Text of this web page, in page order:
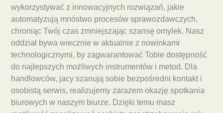
wykorzystywać z innowacyjnych rozwiązań, jakie
automatyzują mnóstwo procesów sprawozdawczych,
chroniąc Twój czas zmniejszając szansę omylek. Nasz
oddział bywa wiecznie w aktualnie z nowinkami
technologicznymi, by zagwarantować Tobie dostępność
do najlepszych możliwych instrumentów i metod. Dla
handlowców, jacy szanują sobie bezpośredni kontakt i
osobistą serwis, realizujemy zarazem okazję spotkania
biurowych w naszym biurze. Dzięki temu masz